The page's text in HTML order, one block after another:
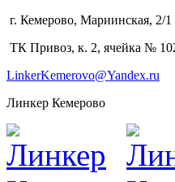
г. Кемерово, Мариинская, 2/1
ТК Привоз, к. 2, ячейка №
LinkerKemerovo@Yandex.ru
Линкер Кемерово